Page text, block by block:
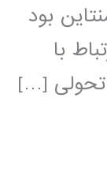
بود
با
تحولی […]